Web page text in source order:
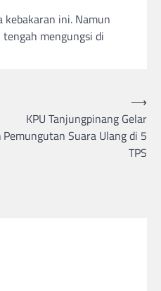
kebakaran ini. Namun
mengungsi di
KPU Tanjungpinang Gelar
Pemungutan Suara Ulang di 5
TPS
⟶